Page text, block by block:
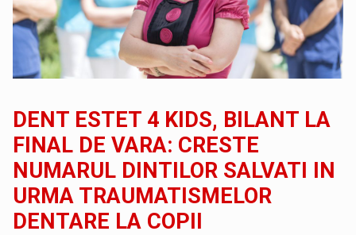
DENT ESTET 4 KIDS, BILANT LA
FINAL DE VARA: CRESTE
NUMARUL DINTILOR SALVATI IN
URMA TRAUMATISMELOR
DENTARE LA COPII